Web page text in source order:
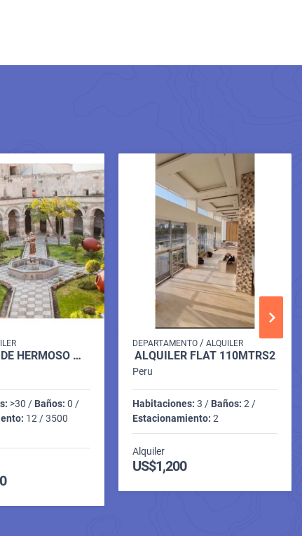
ALQUILER DE HERMOSO MONUMENTO HISTÓRICO
>30 / Baños: 0 /
12 / 3500
DEPARTAMENTO /ALQUILER
ALQUILER FLAT 110MTRS2
Peru
Habitaciones: 3 / Baños: 2 /
Estacionamiento: 2
Alquiler
US$1,200